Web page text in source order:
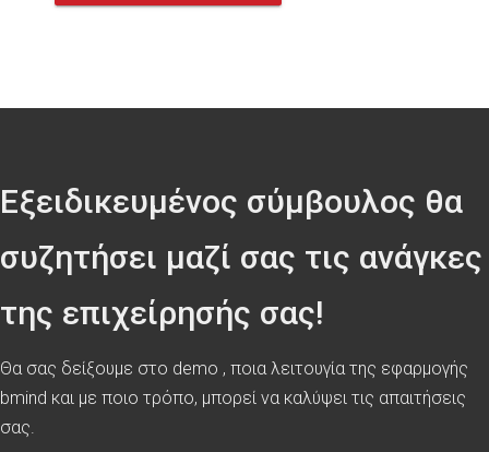
Εξειδικευμένος σύμβουλος θα
συζητήσει μαζί σας τις ανάγκες
της επιχείρησής σας!
Θα σας δείξουμε στο demo , ποια λειτουγία της εφαρμογής
bmind και με ποιο τρόπο, μπορεί να καλύψει τις απαιτήσεις
σας.